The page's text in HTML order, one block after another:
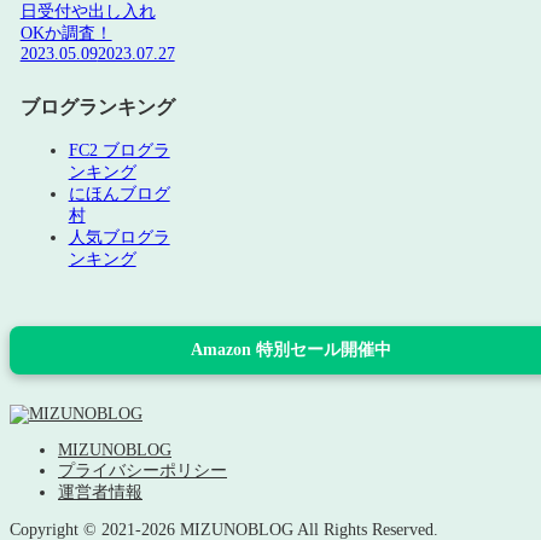
日受付や出し入れ
OKか調査！
2023.05.092023.07.27
ブログランキング
FC2 ブログラ
ンキング
にほんブログ
村
人気ブログラ
ンキング
Amazon 特別セール開催中
MIZUNOBLOG
プライバシーポリシー
運営者情報
Copyright © 2021-2026 MIZUNOBLOG All Rights Reserved.